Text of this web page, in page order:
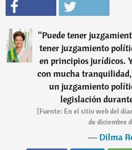
“Puede tener
tener juzgamiento
en principios jurídicos.
con mucha
un juzgamiento
legislación
[Fuente: En el sitio web del
de diciembre
―Dilma